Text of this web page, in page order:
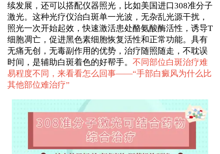
续发展，还可以搭配仪器照光，比如美国进口308准分子
激光。这种光疗仪治白斑单一光波，无杂乱光源干扰，
照光一次开始起效，快速激活患处酪氨酸酶活性，诱导T
细胞凋亡，促进黑色素细胞恢复活性和正常功能。具有
无痛无创，无毒副作用的优势，治疗随照随走，不耽误
时间，是辅助白斑着色的好帮手。 不同部位白斑治疗难
易程度不同，来看看怎么回事——“手部白癜风为什么比
其他部位难治疗”